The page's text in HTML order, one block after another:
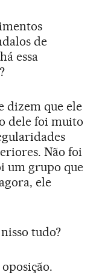
de
essa
dizem que ele
dele foi muito
Não foi
um grupo que
ele
tudo?